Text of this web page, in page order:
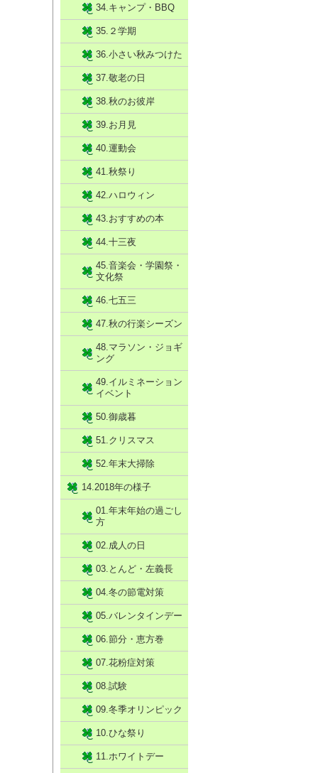
34.キャンプ・BBQ
35.２学期
36.小さい秋みつけた
37.敬老の日
38.秋のお彼岸
39.お月見
40.運動会
41.秋祭り
42.ハロウィン
43.おすすめの本
44.十三夜
45.音楽会・学園祭・
文化祭
46.七五三
47.秋の行楽シーズン
48.マラソン・ジョギ
ング
49.イルミネーション
イベント
50.御歳暮
51.クリスマス
52.年末大掃除
14.2018年の様子
01.年末年始の過ごし
方
02.成人の日
03.とんど・左義長
04.冬の節電対策
05.バレンタインデー
06.節分・恵方巻
07.花粉症対策
08.試験
09.冬季オリンピック
10.ひな祭り
11.ホワイトデー